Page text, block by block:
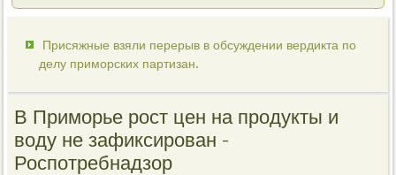
Присяжные взяли перерыв в обсуждении вердикта по
делу приморских партизан.
В Приморье рост цен на продукты и
воду не зафиксирован -
Роспотребнадзор